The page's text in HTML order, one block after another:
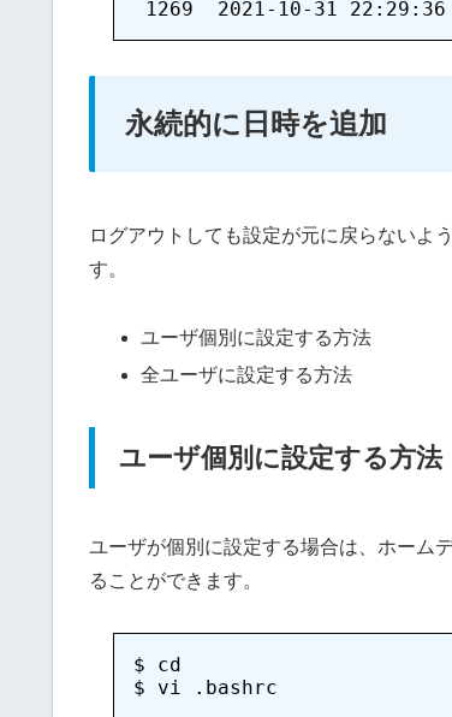
永続的に日時を追加
ログアウトしても設定が元に戻らないよ
す。
ユーザ個別に設定する方法
全ユーザに設定する方法
ユーザ個別に設定する方法
ユーザが個別に設定する場合は、ホーム
ることができます。
$ cd